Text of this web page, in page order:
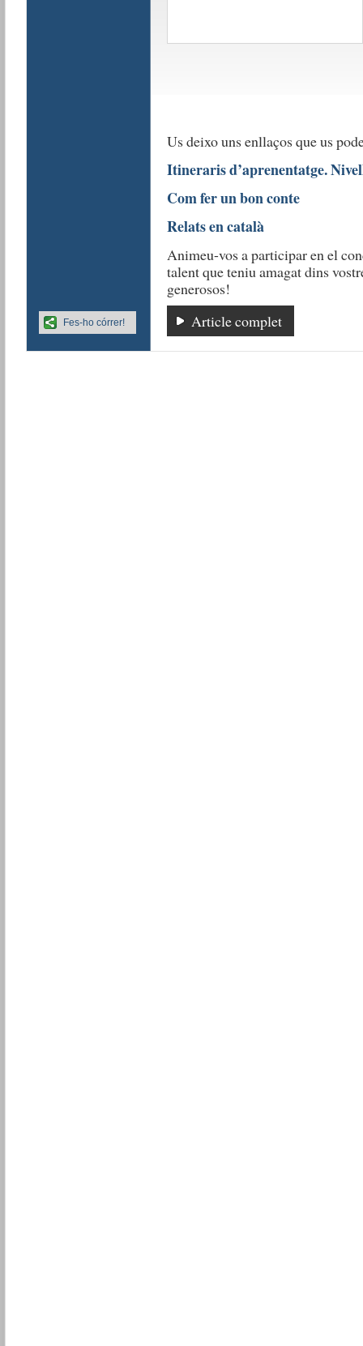
Us deixo uns enllaços que us
Itineraris d’aprenentatge.
Com fer un bon conte
Relats en català
Animeu-vos a participar en el
talent que teniu amagat dins
generosos!
Article complet
Fes-ho córrer!